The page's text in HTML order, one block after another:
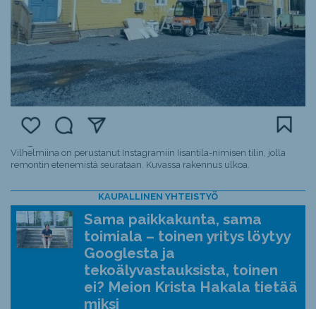
Vilhelmiina on perustanut Instagramiin Iisantila-nimisen tilin, jolla
remontin etenemistä seurataan. Kuvassa rakennus ulkoa.
KAUPALLINEN YHTEISTYÖ
Sama paikkakunta, sama
toimiala – toinen yritys löytyy
Googlesta ja
tekoälyvastauksista, toinen
ei? Meion Krista Hakala tietää
miksi